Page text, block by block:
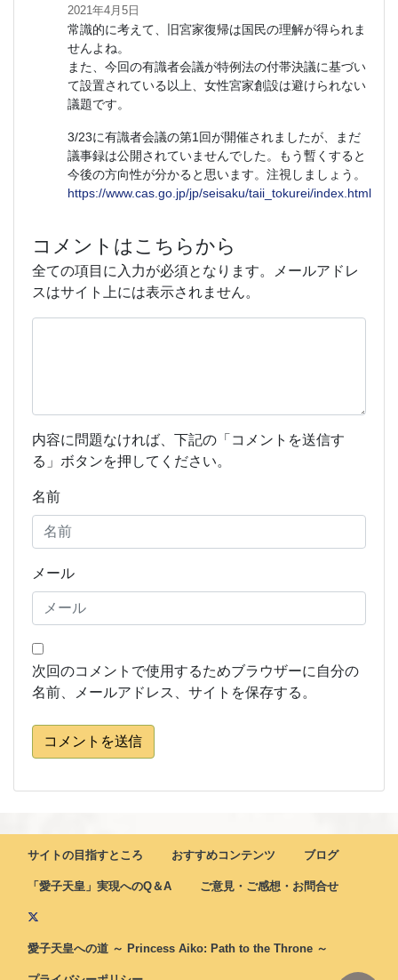
2021年4月5日
常識的に考えて、旧宮家復帰は国民の理解が得られま
せんよね。
また、今回の有識者会議が特例法の付帯決議に基づい
て設置されている以上、女性宮家創設は避けられない
議題です。
3/23に有識者会議の第1回が開催されましたが、まだ
議事録は公開されていませんでした。もう暫くすると
今後の方向性が分かると思います。注視しましょう。
https://www.cas.go.jp/jp/seisaku/taii_tokurei/index.html
コメントはこちらから
全ての項目に入力が必須となります。メールアドレ
スはサイト上には表示されません。
内容に問題なければ、下記の「コメントを送信す
る」ボタンを押してください。
名前
メール
次回のコメントで使用するためブラウザーに自分の
名前、メールアドレス、サイトを保存する。
コメントを送信
サイトの目指すところ おすすめコンテンツ ブログ
「愛子天皇」実現へのQ＆A ご意見・ご感想・お問合せ
愛子天皇への道 ～ Princess Aiko: Path to the Throne ～